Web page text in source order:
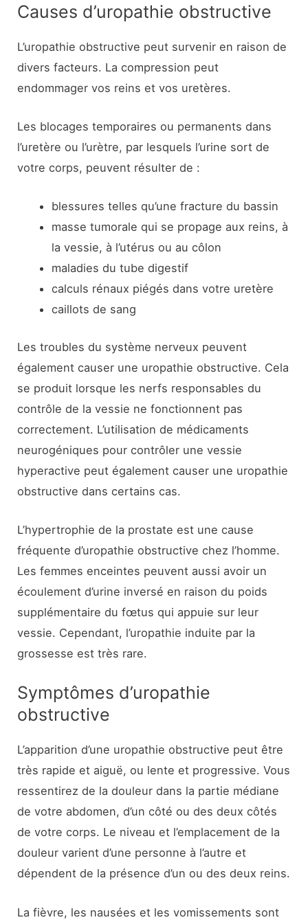
Causes d’uropathie obstructive
L’uropathie obstructive peut survenir en raison de
divers facteurs. La compression peut
endommager vos reins et vos uretères.
Les blocages temporaires ou permanents dans
l’uretère ou l’urètre, par lesquels l’urine sort de
votre corps, peuvent résulter de :
blessures telles qu’une fracture du bassin
masse tumorale qui se propage aux reins, à
la vessie, à l’utérus ou au côlon
maladies du tube digestif
calculs rénaux piégés dans votre uretère
caillots de sang
Les troubles du système nerveux peuvent
également causer une uropathie obstructive. Cela
se produit lorsque les nerfs responsables du
contrôle de la vessie ne fonctionnent pas
correctement. L’utilisation de médicaments
neurogéniques pour contrôler une vessie
hyperactive peut également causer une uropathie
obstructive dans certains cas.
L’hypertrophie de la prostate est une cause
fréquente d’uropathie obstructive chez l’homme.
Les femmes enceintes peuvent aussi avoir un
écoulement d’urine inversé en raison du poids
supplémentaire du fœtus qui appuie sur leur
vessie. Cependant, l’uropathie induite par la
grossesse est très rare.
Symptômes d’uropathie
obstructive
L’apparition d’une uropathie obstructive peut être
très rapide et aiguë, ou lente et progressive. Vous
ressentirez de la douleur dans la partie médiane
de votre abdomen, d’un côté ou des deux côtés
de votre corps. Le niveau et l’emplacement de la
douleur varient d’une personne à l’autre et
dépendent de la présence d’un ou des deux reins.
La fièvre, les nausées et les vomissements sont